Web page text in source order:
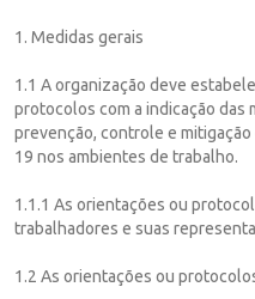
1. Medidas gerais
1.1 A organização deve
protocolos com a indicação das
prevenção, controle e
19 nos ambientes de trabalho.
1.1.1 As orientações ou
trabalhadores e suas
1.2 As orientações ou